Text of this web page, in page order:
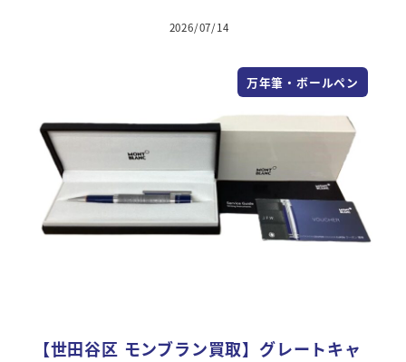
2026/07/14
万年筆・ボールペン
【世田谷区 モンブラン買取】グレートキャ